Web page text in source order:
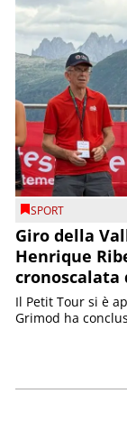
SPORT
Giro della
Henrique
cronoscalata
Il Petit Tour si è
Grimod ha